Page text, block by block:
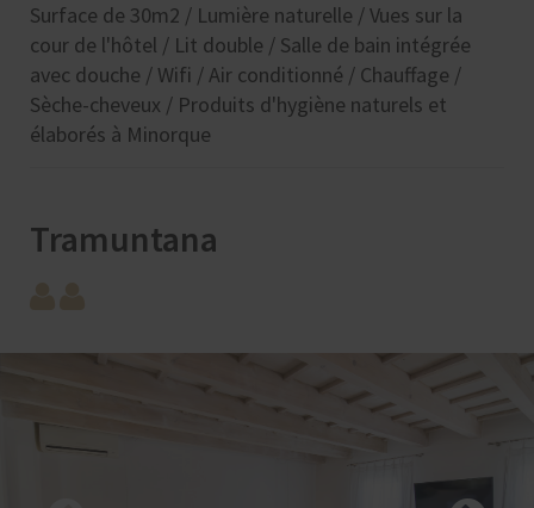
Surface de 30m2 / Lumière naturelle / Vues sur la
cour de l'hôtel / Lit double / Salle de bain intégrée
avec douche / Wifi / Air conditionné / Chauffage /
Sèche-cheveux / Produits d'hygiène naturels et
élaborés à Minorque
Tramuntana